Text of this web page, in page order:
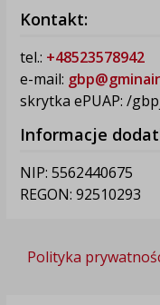
Kontakt:
tel.: +48523578942
e-mail:
skrytka ePUAP: /
Informacje
NIP: 5562440675
REGON: 92510293
Polityka